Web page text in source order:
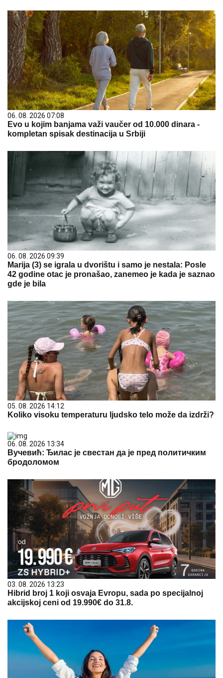
06. 08. 2026 07:08
Evo u kojim banjama važi vaučer od 10.000 dinara -
kompletan spisak destinacija u Srbiji
06. 08. 2026 09:39
Marija (3) se igrala u dvorištu i samo je nestala: Posle
42 godine otac je pronašao, zanemeo je kada je saznao
gde je bila
05. 08. 2026 14:12
Koliko visoku temperaturu ljudsko telo može da izdrži?
06. 08. 2026 13:34
Вучевић: Ђилас је свестан да је пред политичким
бродоломом
03. 08. 2026 13:23
Hibrid broj 1 koji osvaja Evropu, sada po specijalnoj
akcijskoj ceni od 19.990€ do 31.8.